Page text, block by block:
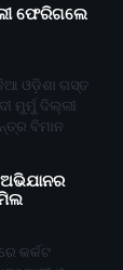
ଫେରିଗଲେ
ଓଡ଼ିଶା ଗସ୍ତ
ମୁର୍ମୁ ଦିଲ୍ଲୀ
ବିମାନ
କର୍କଟ